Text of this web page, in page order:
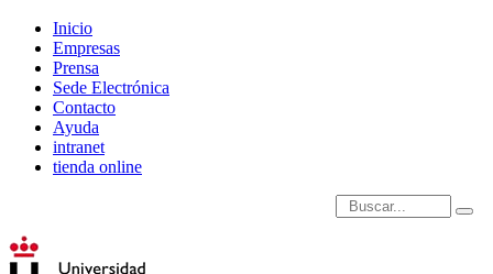
Inicio
Empresas
Prensa
Sede Electrónica
Contacto
Ayuda
intranet
tienda online
Introduce términos de